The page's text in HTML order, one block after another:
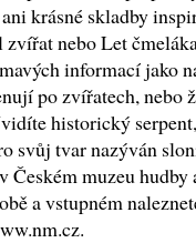
krásné skladby
nebo Let
informací jako
po zvířatech, nebo
historický
svůj tvar nazýván
Českém muzeu hudby
a vstupném